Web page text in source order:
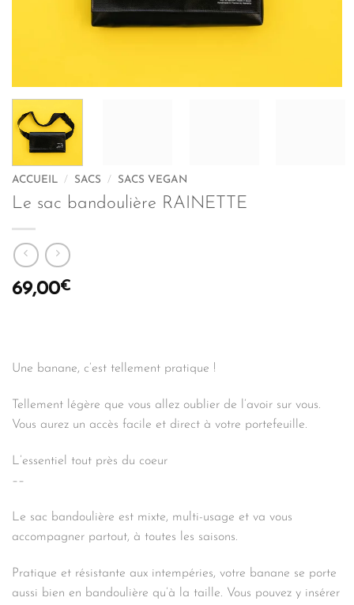
ACCUEIL / SACS / SACS VEGAN
Le sac bandoulière RAINETTE
69,00€
Une banane, c’est tellement pratique !
Tellement légère que vous allez oublier de l’avoir sur vous.
Vous aurez un accès facile et direct à votre portefeuille.
L’essentiel tout près du coeur
––
Le sac bandoulière est mixte, multi-usage et va vous
accompagner partout, à toutes les saisons.
Pratique et résistante aux intempéries, votre banane se porte
aussi bien en bandoulière qu’à la taille. Vous pouvez y insérer